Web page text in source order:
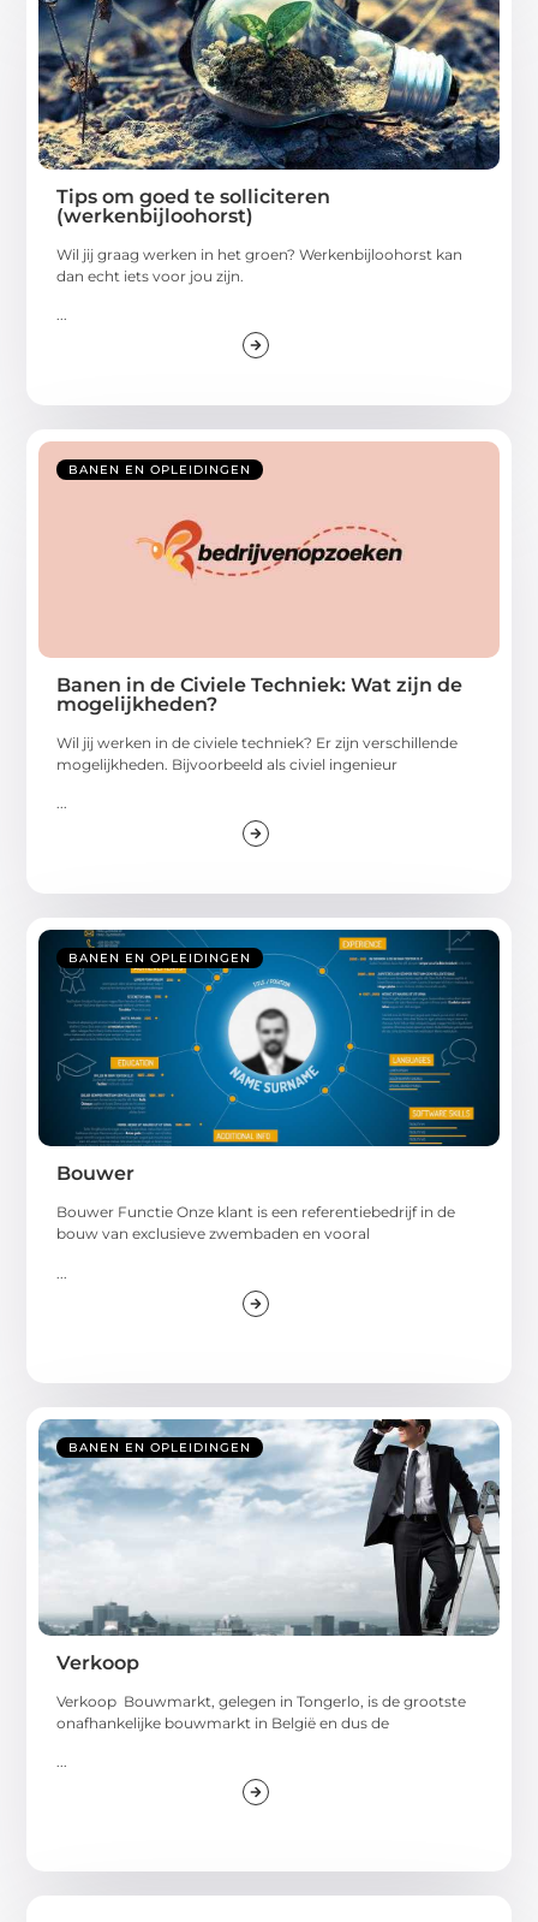
Tips om goed te solliciteren
(werkenbijloohorst)
Wil jij graag werken in het groen? Werkenbijloohorst kan
dan echt iets voor jou zijn.
...
BANEN EN OPLEIDINGEN
Banen in de Civiele Techniek: Wat zijn de
mogelijkheden?
Wil jij werken in de civiele techniek? Er zijn verschillende
mogelijkheden. Bijvoorbeeld als civiel ingenieur
...
BANEN EN OPLEIDINGEN
Bouwer
Bouwer Functie Onze klant is een referentiebedrijf in de
bouw van exclusieve zwembaden en vooral
BANEN EN OPLEIDINGEN
Verkoop
Verkoop Bouwmarkt, gelegen in Tongerlo, is de grootste
onafhankelijke bouwmarkt in België en dus de
...